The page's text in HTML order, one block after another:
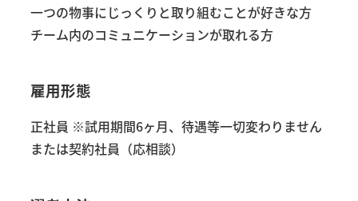
一つの物事にじっくりと取り組むことが好きな方
チーム内のコミュニケーションが取れる方
雇用形態
正社員 ※試用期間6ヶ月、待遇等一切変わりません
または契約社員（応相談）